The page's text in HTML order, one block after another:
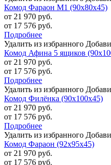
Комод Фараон М1 (90х80х45)
от 21 970 руб.
от 17 576 руб.
Подробнее
Удалить из избранного
Комод Афина 5 ящиков
от 21 970 руб.
от 17 576 руб.
Подробнее
Удалить из избранного
Комод Филёнка (90х100х45)
от 21 970 руб.
от 17 576 руб.
Подробнее
Удалить из избранного
Комод Фараон (92х95х45)
от 21 970 руб.
от 17 576 руб.